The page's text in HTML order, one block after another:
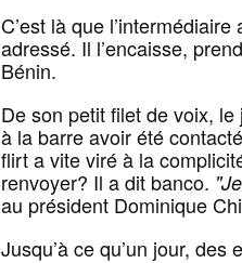
C’est là que
adressé. Il l’encaisse,
Bénin.
De son petit filet de voix,
à la barre avoir été
flirt a vite viré à la
renvoyer? Il a dit banco.
au président Dominique
Jusqu’à ce qu’un jour, des